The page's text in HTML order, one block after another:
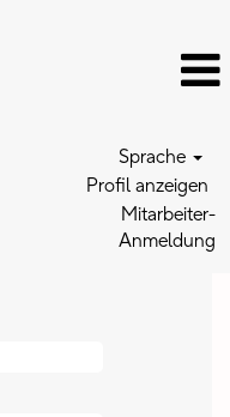
Sprache
Profil anzeigen
Mitarbeiter-
Anmeldung